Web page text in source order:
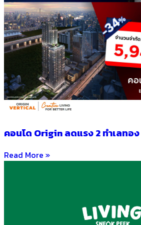
คอนโด Origin ลดแรง 2 ทำเลทอ
Read More »